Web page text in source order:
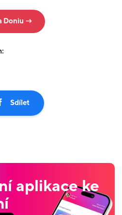
Doniu →
Sdílet
aplikace ke